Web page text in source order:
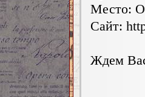
Место:
Сайт:
Ждем